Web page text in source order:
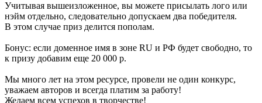
Учитывая вышеизложенное, вы можете присылать лого или
нэйм отдельно, следовательно допускаем два победителя.
В этом случае приз делится пополам.
Бонус: если доменное имя в зоне RU и РФ будет свободно, то
к призу добавим еще 20 000 р.
Мы много лет на этом ресурсе, провели не один конкурс,
уважаем авторов и всегда платим за работу!
Желаем всем успехов в творчестве!